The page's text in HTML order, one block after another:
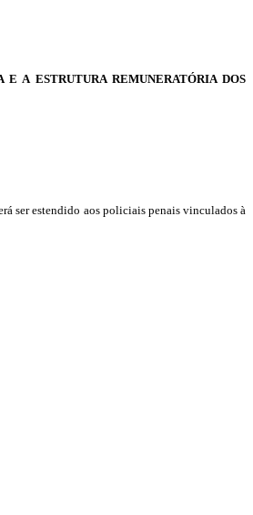
EA ESTRUTURA REMUNERATÓRIA DOS
ser estendido aos policiais penais vinculados à